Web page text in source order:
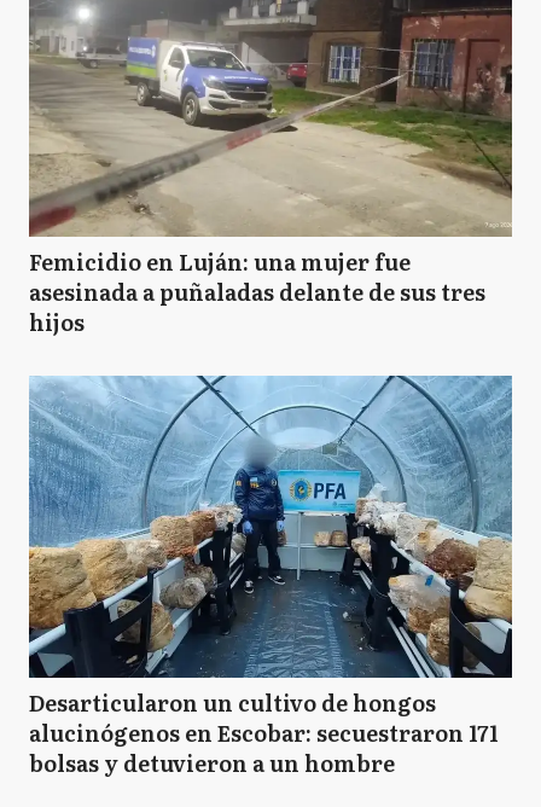
Femicidio en Luján: una mujer fue
asesinada a puñaladas delante de sus tres
hijos
Desarticularon un cultivo de hongos
alucinógenos en Escobar: secuestraron 171
bolsas y detuvieron a un hombre